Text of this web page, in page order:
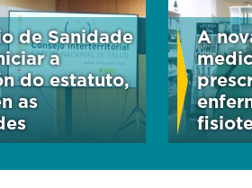
de Sanidade
a
do estatuto,
as
A